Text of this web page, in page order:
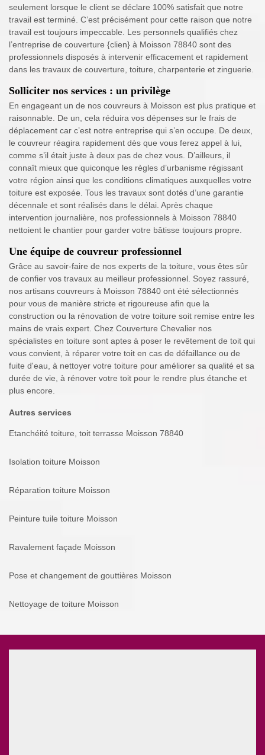
seulement lorsque le client se déclare 100% satisfait que notre
travail est terminé. C’est précisément pour cette raison que notre
travail est toujours impeccable. Les personnels qualifiés chez
l’entreprise de couverture {clien} à Moisson 78840 sont des
professionnels disposés à intervenir efficacement et rapidement
dans les travaux de couverture, toiture, charpenterie et zinguerie.
Solliciter nos services : un privilège
En engageant un de nos couvreurs à Moisson est plus pratique et
raisonnable. De un, cela réduira vos dépenses sur le frais de
déplacement car c’est notre entreprise qui s’en occupe. De deux,
le couvreur réagira rapidement dès que vous ferez appel à lui,
comme s’il était juste à deux pas de chez vous. D’ailleurs, il
connaît mieux que quiconque les règles d’urbanisme régissant
votre région ainsi que les conditions climatiques auxquelles votre
toiture est exposée. Tous les travaux sont dotés d’une garantie
décennale et sont réalisés dans le délai. Après chaque
intervention journalière, nos professionnels à Moisson 78840
nettoient le chantier pour garder votre bâtisse toujours propre.
Une équipe de couvreur professionnel
Grâce au savoir-faire de nos experts de la toiture, vous êtes sûr
de confier vos travaux au meilleur professionnel. Soyez rassuré,
nos artisans couvreurs à Moisson 78840 ont été sélectionnés
pour vous de manière stricte et rigoureuse afin que la
construction ou la rénovation de votre toiture soit remise entre les
mains de vrais expert. Chez Couverture Chevalier nos
spécialistes en toiture sont aptes à poser le revêtement de toit qui
vous convient, à réparer votre toit en cas de défaillance ou de
fuite d'eau, à nettoyer votre toiture pour améliorer sa qualité et sa
durée de vie, à rénover votre toit pour le rendre plus étanche et
plus encore.
Autres services
Etanchéité toiture, toit terrasse Moisson 78840
Isolation toiture Moisson
Réparation toiture Moisson
Peinture tuile toiture Moisson
Ravalement façade Moisson
Pose et changement de gouttières Moisson
Nettoyage de toiture Moisson